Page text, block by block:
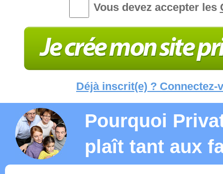
Vous devez accepter les
Déjà inscrit(e) ? Connectez-
Pourquoi
plaît tant aux